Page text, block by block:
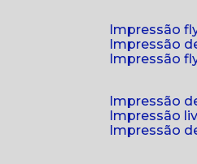
impressão
impressão
impressão
impressão
impressão
impressão